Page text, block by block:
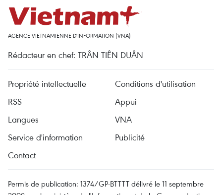
AGENCE VIETNAMIENNE D'INFORMATION (VNA)
Rédacteur en chef: TRÂN TIÊN DUÂN
Propriété intellectuelle
Conditions d'utilisation
RSS
Appui
Langues
VNA
Service d'information
Publicité
Contact
Permis de publication: 1374/GP-BTTTT délivré le 11 septembre